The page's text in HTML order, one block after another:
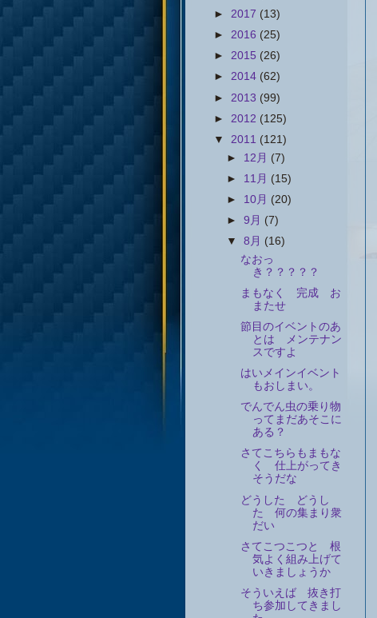
► 2017 (13)
► 2016 (25)
► 2015 (26)
► 2014 (62)
► 2013 (99)
► 2012 (125)
▼ 2011 (121)
► 12月 (7)
► 11月 (15)
► 10月 (20)
►9月 (7)
▼8月 (16)
なおっ
き？？？？？
まもなく 完成 お
またせ
節目のイベントのあ
とは メンテナン
スですよ
はいメインイベント
もおしまい。
でんでん虫の乗り物
ってまだあそこに
ある？
さてこちらもまもな
く 仕上がってき
そうだな
どうした どうし
た 何の集まり衆
だい
さてこつこつと 根
気よく組み上げて
いきましょうか
そういえば 抜き打
ち参加してきまし